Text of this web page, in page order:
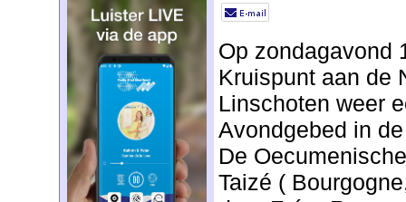
Op zondagavond
Kruispunt aan de
Linschoten weer
Avondgebed in
De
Taizé (